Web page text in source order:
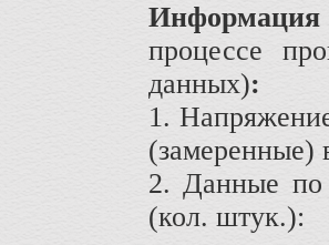
процессе
данных):
1.
(замеренные)
2. Данные по
(кол. штук.):